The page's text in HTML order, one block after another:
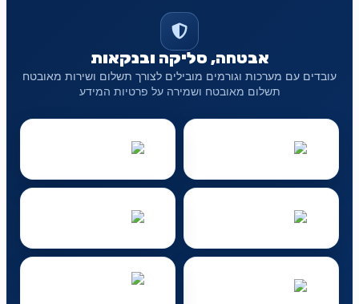
אבטחה, סליקה ובנקאות
עובדים עם מערכות וגורמים מובילים לצורך תשלום ושירות מאובטח
תשלום מאובטח ושמירה על פרטיות המידע